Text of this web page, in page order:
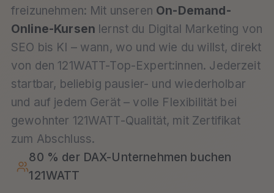
freizunehmen: Mit unseren On-Demand-
Online-Kursen lernst du Digital Marketing von
SEO bis KI – wann, wo und wie du willst, direkt
von den 121WATT-Top-Expert:innen. Jederzeit
startbar, beliebig pausier- und wiederholbar
und auf jedem Gerät – volle Flexibilität bei
gewohnter 121WATT-Qualität, mit Zertifikat
zum Abschluss.
80 % der DAX-Unternehmen buchen
121WATT